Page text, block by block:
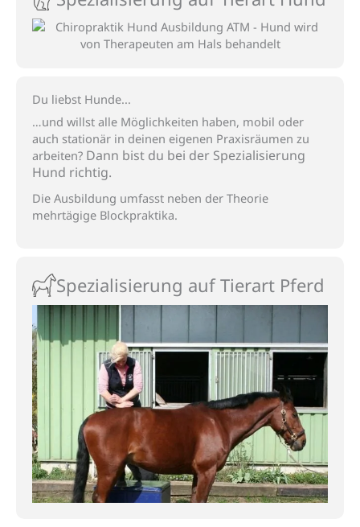
Du liebst Hunde...
…und willst alle Möglichkeiten haben, mobil oder
auch stationär in deinen eigenen Praxisräumen zu
arbeiten? Dann bist du bei der Spezialisierung
Hund richtig.
Die Ausbildung umfasst neben der Theorie
mehrtägige Blockpraktika.
Spezialisierung auf Tierart Pferd